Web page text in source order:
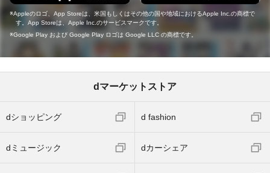
Appleのロゴ、App Storeは、米国もしくはその他の国や地域におけるApple Inc.の商標で
す。App Storeは、Apple Inc.のサービスマークです。
Google Play および Google Play ロゴは Google LLC の商標です。
dマーケットストア
dショッピング d fashion
dミュージック dカーシェア